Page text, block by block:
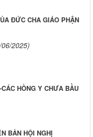
ĐỨC CHA GIÁO PHẬN
2025)
HỒNG Y CHƯA BẦU
BẢN HỘI NGHỊ